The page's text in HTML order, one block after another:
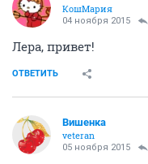
КошМария
04 ноября 2015
Лера, привет!
ОТВЕТИТЬ
Вишенка
veteran
05 ноября 2015